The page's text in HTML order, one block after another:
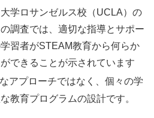
学ロサンゼルス校（UCLA）の
調査では、適切な指導とサポー
習者がSTEAM教育から何らか
できることが示されています
アプローチではなく、個々の学
教育プログラムの設計です。